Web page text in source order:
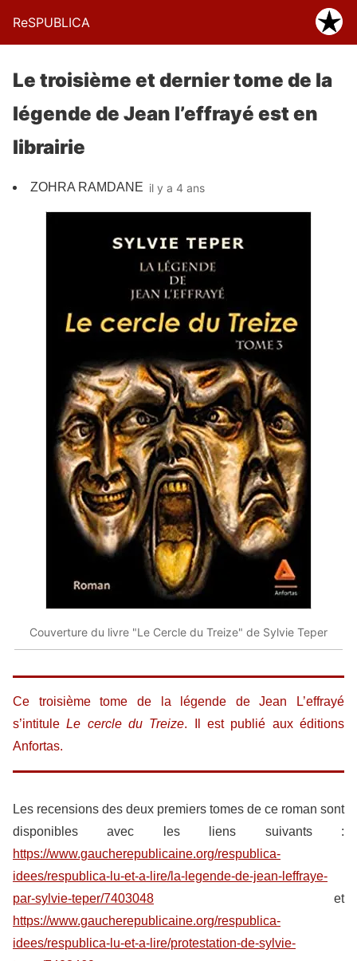
ReSPUBLICA
Le troisième et dernier tome de la
légende de Jean l’effrayé est en
librairie
ZOHRA RAMDANE il y a 4 ans
Couverture du livre "Le Cercle du Treize" de Sylvie Teper
Ce troisième tome de la légende de Jean L’effrayé
s’intituleLe cercle du Treize. Il est publié aux éditions
Anfortas.
Les recensions des deux premiers tomes de ce roman sont
disponibles avec les liens suivants :
https://www.gaucherepublicaine.org/respublica-
idees/respublica-lu-et-a-lire/la-legende-de-jean-leffraye-
par-sylvie-teper/7403048 et
https://www.gaucherepublicaine.org/respublica-
idees/respublica-lu-et-a-lire/protestation-de-sylvie-